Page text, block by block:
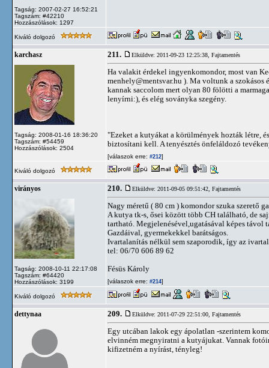
Tagság: 2007-02-27 16:52:21
Tagszám: #42210
Hozzászólások: 1297
Kiváló dolgozó
karchasz
Tagság: 2008-01-16 18:36:20
Tagszám: #54459
Hozzászólások: 2504
211. Elküldve: 2011-09-23 12:25:38, Fajtamentés
Ha valakit érdekel ingyenkomondor, most van
menhely@mentsvar.hu ). Ma voltunk a szokásos
kannak saccolom mert olyan 80 fölötti a
lenyírni:), és elég soványka szegény.
"Ezeket a kutyákat a körülmények hozták létre,
biztosítani kell. A tenyésztés önfeláldozó
[válaszok erre: #212]
Kiváló dolgozó
virányos
Tagság: 2008-10-11 22:17:08
Tagszám: #64420
Hozzászólások: 3199
210. Elküldve: 2011-09-05 09:51:42, Fajtamentés
Nagy méretű ( 80 cm ) komondor szuka szerető
A kutya tk-s, ősei között több CH található, de
tartható. Megjelenésével,ugatásával képes távol
Gazdáival, gyermekekkel barátságos.
Ivartalanítás nélkül sem szaporodik, így az
tel: 06/70 606 89 62
Fésüs Károly
[válaszok erre: #214]
Kiváló dolgozó
dettynaa 209. Elküldve: 2011-07-29 22:51:00, Fajtamentés
Egy utcában lakok egy ápolatlan -szerintem
elvinném megnyiratni a kutyájukat. Vannak
kifizetném a nyírást, tényleg!